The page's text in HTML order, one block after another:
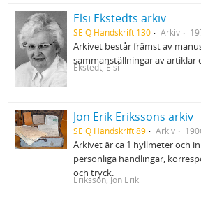
Elsi Ekstedts arkiv
SE Q Handskrift 130 Arkiv
Arkivet består främst av
sammanställningar av artiklar
Ekstedt, Elsi
Jon Erik Erikssons arkiv
SE Q Handskrift 89 Arkiv
Arkivet är ca 1 hyllmeter och
personliga handlingar,
och tryck.
Eriksson, Jon Erik